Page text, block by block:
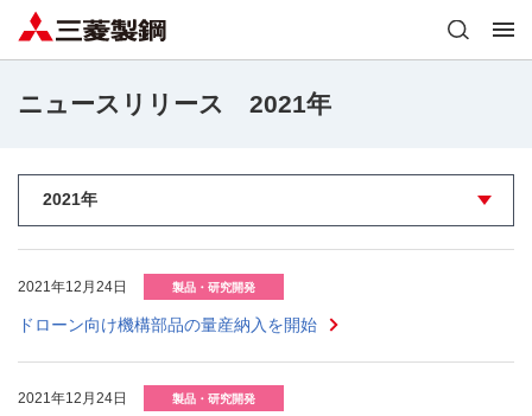
ニュースリリース 2021年
2021年12月24日 製品・研究開発
ドローン向け機構部品の量産納入を開始
2021年12月24日 製品・研究開発